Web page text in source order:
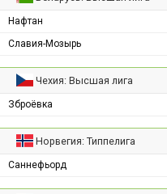
Нафтан
Славия-Мозырь
Чехия: Высшая лига
Зброёвка
Норвегия: Типпелига
Саннефьорд